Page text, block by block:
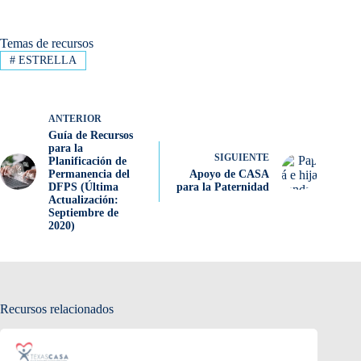
Temas de recursos
#ESTRELLA
ANTERIOR
Guía de Recursos
para la
Planificación de
Permanencia del
DFPS (Última
Actualización:
Septiembre de
2020)
SIGUIENTE
Apoyo de CASA
para la Paternidad
Recursos relacionados